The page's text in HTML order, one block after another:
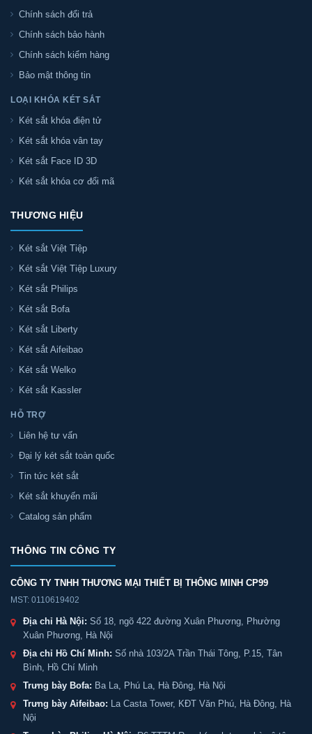
Chính sách đổi trả
Chính sách bảo hành
Chính sách kiểm hàng
Bảo mật thông tin
LOẠI KHÓA KÉT SẮT
Két sắt khóa điện tử
Két sắt khóa vân tay
Két sắt Face ID 3D
Két sắt khóa cơ đổi mã
THƯƠNG HIỆU
Két sắt Việt Tiệp
Két sắt Việt Tiệp Luxury
Két sắt Philips
Két sắt Bofa
Két sắt Liberty
Két sắt Aifeibao
Két sắt Welko
Két sắt Kassler
HỖ TRỢ
Liên hệ tư vấn
Đại lý két sắt toàn quốc
Tin tức két sắt
Két sắt khuyến mãi
Catalog sản phẩm
THÔNG TIN CÔNG TY
CÔNG TY TNHH THƯƠNG MẠI THIẾT BỊ THÔNG MINH CP99
MST: 0110619402
Địa chỉ Hà Nội: Số 18, ngõ 422 đường Xuân Phương, Phường
Xuân Phương, Hà Nội
Địa chỉ Hồ Chí Minh: Số nhà 103/2A Trần Thái Tông, P.15, Tân
Bình, Hồ Chí Minh
Trưng bày Bofa: Ba La, Phú La, Hà Đông, Hà Nội
Trưng bày Aifeibao: La Casta Tower, KĐT Văn Phú, Hà Đông, Hà
Nội